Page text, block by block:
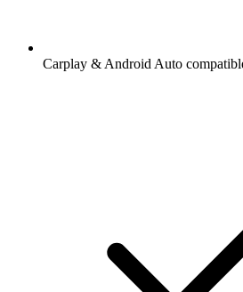
Carplay & Android Auto